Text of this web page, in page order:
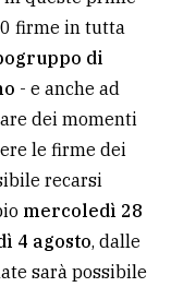
firme in tutta
di
- e anche ad
dei momenti
le firme dei
recarsi
mercoledì 28
4 agosto, dalle
sarà possibile